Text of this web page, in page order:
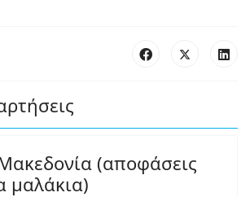
(αποφάσεις
μαλάκια)